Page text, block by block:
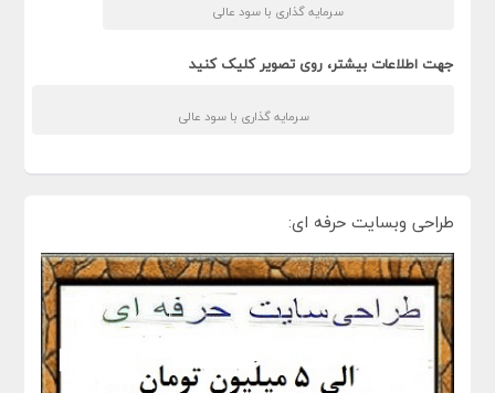
سرمایه گذاری با سود عالی
جهت اطلاعات بیشتر، روی تصویر کلیک کنید
سرمایه گذاری با سود عالی
طراحی وبسایت حرفه ای: